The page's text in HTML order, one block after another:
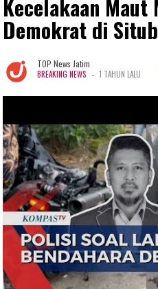
Kecelakaan Maut
Demokrat di
TOP News Jatim
BREAKING NEWS - 1 TAHUN LALU